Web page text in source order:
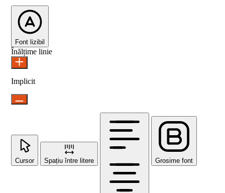
Font lizibil
Înălțime linie
Implicit
Cursor Spațiu între litere Grosime font